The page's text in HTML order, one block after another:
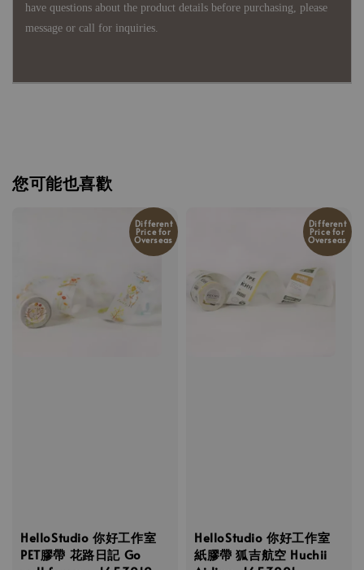
have questions about the product details before purchasing, please
message or call for inquiries.
您可能也喜歡
Different
Price for
Overseas
HelloStudio 你好工作室
PET膠帶 花路日記 Go
Different
Price for
Overseas
HelloStudio 你好工作室
紙膠帶 狐吉航空 Huchii